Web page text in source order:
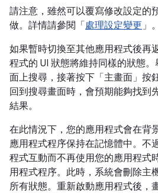
請注意，雖然可以覆寫修改設定的
做。詳情請參閱「 處理設定變更」。
如果暫時切換至其他應用程式後再
程式的 UI 狀態將維持同樣的狀態
面上搜尋，接著按下「主畫面」按
回到搜尋畫面時，會預期能夠找到
結果。
在此情況下，您的應用程式會在背
應用程式程序保持在記憶體中。不
程式互動而不再使用您的應用程式
用程式程序。此時，系統會刪除主
所有狀態。重新啟動應用程式後，